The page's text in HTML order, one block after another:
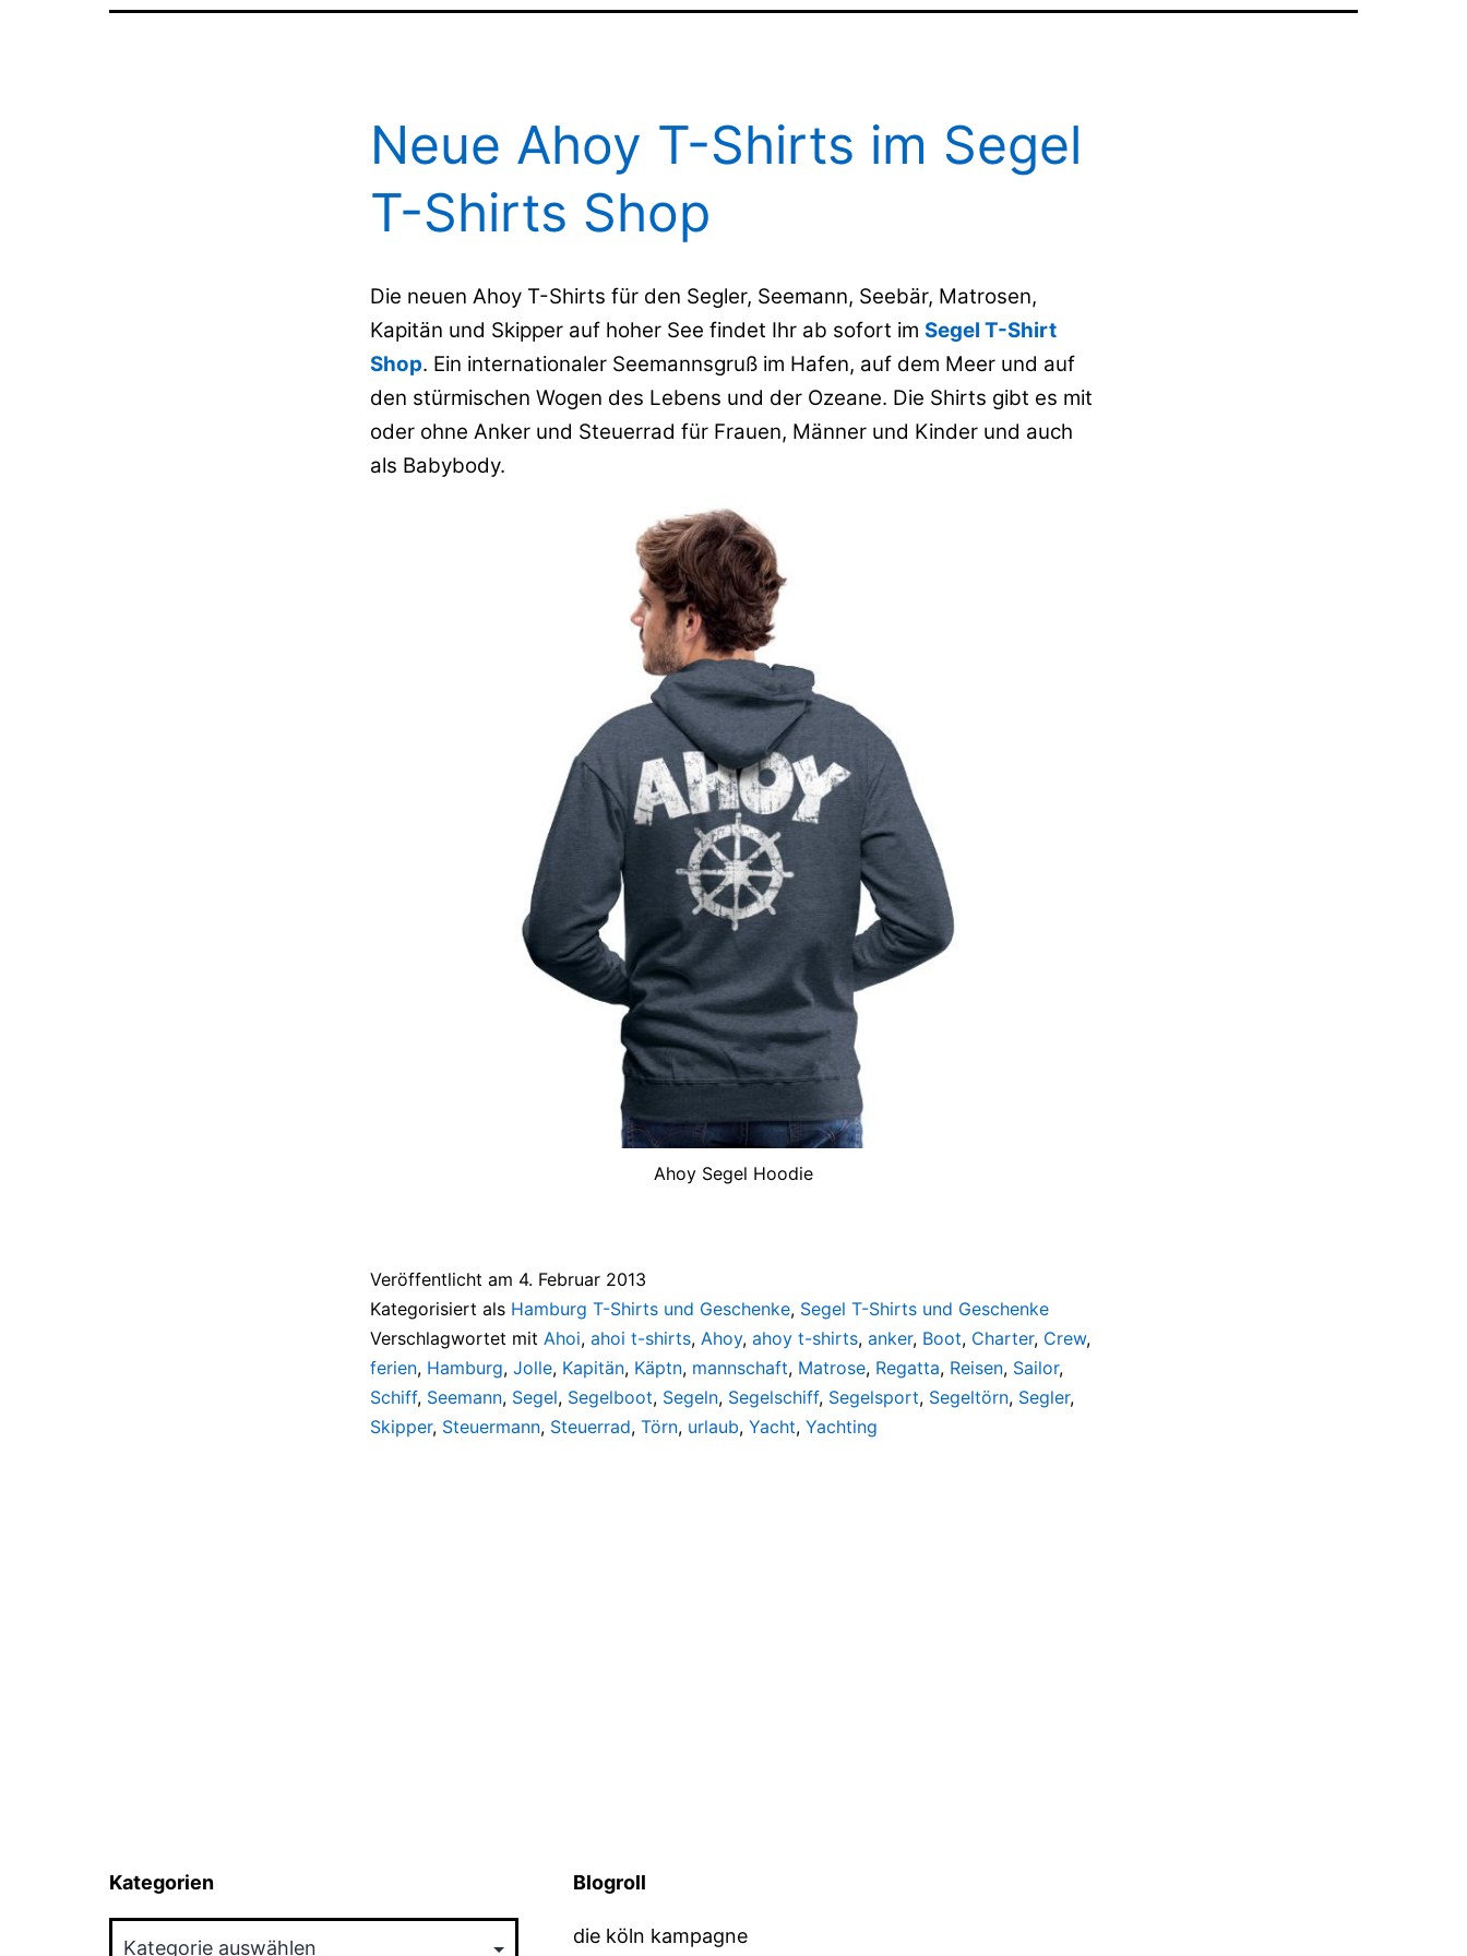
Neue Ahoy T-Shirts im Segel
T-Shirts Shop
Die neuen Ahoy T-Shirts für den Segler, Seemann, Seebär, Matrosen,
Kapitän und Skipper auf hoher See findet Ihr ab sofort im Segel T-Shirt
Shop. Ein internationaler Seemannsgruß im Hafen, auf dem Meer und auf
den stürmischen Wogen des Lebens und der Ozeane. Die Shirts gibt es mit
oder ohne Anker und Steuerrad für Frauen, Männer und Kinder und auch
als Babybody.
Ahoy Segel Hoodie
Veröffentlicht am 4. Februar 2013
Kategorisiert als Hamburg T-Shirts und Geschenke, Segel T-Shirts und Geschenke
Verschlagwortet mit Ahoi, ahoi t-shirts, Ahoy, ahoy t-shirts, anker, Boot, Charter, Crew,
ferien, Hamburg, Jolle, Kapitän, Käptn, mannschaft, Matrose, Regatta, Reisen, Sailor,
Schiff, Seemann, Segel, Segelboot, Segeln, Segelschiff, Segelsport, Segeltörn, Segler,
Skipper, Steuermann, Steuerrad, Törn, urlaub, Yacht, Yachting
Kategorien Blogroll
die köln kampagne